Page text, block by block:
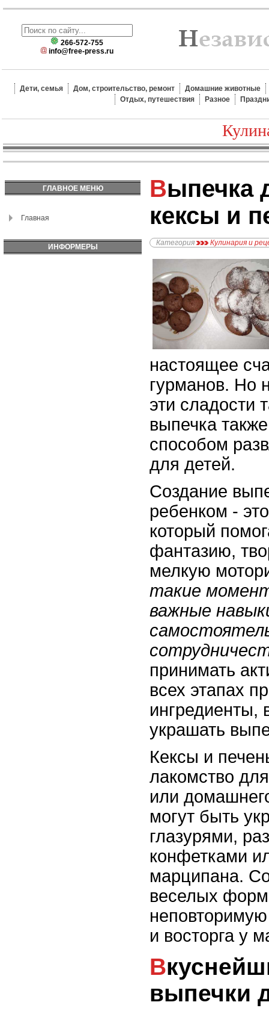
266-572-755
info@free-press.ru
Дети, семья Дом, строительство, ремонт
Домашние животные
Отдых, путешествия
Разное
ГЛАВНОЕ МЕНЮ
Главная
ИНФОРМЕРЫ
Выпечка для детей:
кексы и
Категория Кулинария и
настоящее
гурманов. Но
эти сладости
выпечка
способом
для детей.
Создание
ребенком -
который
фантазию,
мелкую
такие
важные
принимать
всех этапах
ингредиенты,
украшать
Кексы и
лакомство
или
могут быть
глазурями,
конфетками
марципана.
веселых форм
и восторга у
Вкуснейшие рецепты
выпечки